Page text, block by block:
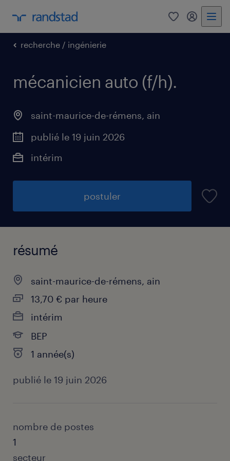
0 mon
recherche / ingénierie
mécanicien auto (f/h).
saint-maurice-de-rémens, ain
publié le 19 juin 2026
intérim
postuler
résumé
saint-maurice-de-rémens, ain
13,70 € par heure
intérim
BEP
1 année(s)
publié le 19 juin 2026
nombre de postes
1
secteur